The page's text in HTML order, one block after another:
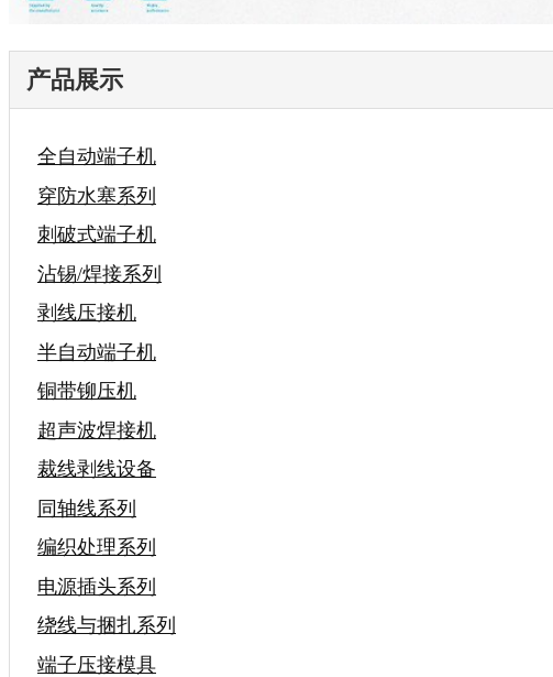
产品展示
全自动端子机
穿防水塞系列
刺破式端子机
沾锡/焊接系列
剥线压接机
半自动端子机
铜带铆压机
超声波焊接机
裁线剥线设备
同轴线系列
编织处理系列
电源插头系列
绕线与捆扎系列
端子压接模具